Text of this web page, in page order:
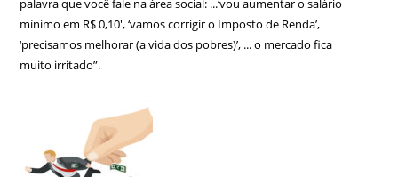
palavra que você fale na área social: ...‘vou aumentar o salário
mínimo em R$ 0,10′, ‘vamos corrigir o Imposto de Renda’,
‘precisamos melhorar (a vida dos pobres)’, ... o mercado fica
muito irritado”.